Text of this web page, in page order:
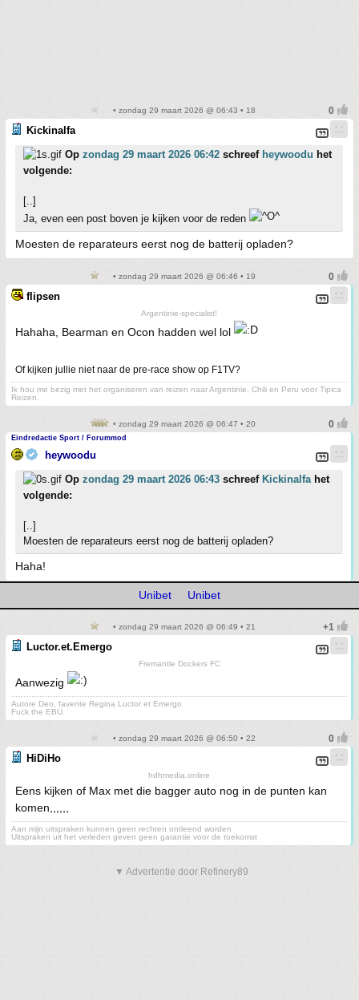
• zondag 29 maart 2026 @ 06:43 • 18
Kickinalfa
Op zondag 29 maart 2026 06:42 schreef heywoodu het
volgende:
[..]
Ja, even een post boven je kijken voor de reden
Moesten de reparateurs eerst nog de batterij opladen?
• zondag 29 maart 2026 @ 06:46 • 19
flipsen
Argentinie-specialist!
Hahaha, Bearman en Ocon hadden wel lol
Of kijken jullie niet naar de pre-race show op F1TV?
Ik hou me bezig met het organiseren van reizen naar Argentinie, Chili en Peru voor Tipica
Reizen.
• zondag 29 maart 2026 @ 06:47 • 20
Eindredactie Sport / Forummod
heywoodu
Op zondag 29 maart 2026 06:43 schreef Kickinalfahet
volgende:
[..]
Moesten de reparateurs eerst nog de batterij opladen?
Haha!
Unibet Unibet
• zondag 29 maart 2026 @ 06:49 • 21
Luctor.et.Emergo
Fremantle Dockers FC
Aanwezig
Autore Deo, favente Regina Luctor et Emergo
Fuck the EBU.
• zondag 29 maart 2026 @ 06:50 • 22
HiDiHo
hdhmedia.online
Eens kijken of Max met die bagger auto nog in de punten kan
komen,,,,,,
Aan mijn uitspraken kunnen geen rechten ontleend worden
Uitspraken uit het verleden geven geen garantie voor de toekomst
▼ Advertentie door Refinery89